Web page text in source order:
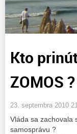
Komerčné blogy
Kto
ZOMOS ?
23. septembra 2010
Vláda sa zachovala
samosprávu ?